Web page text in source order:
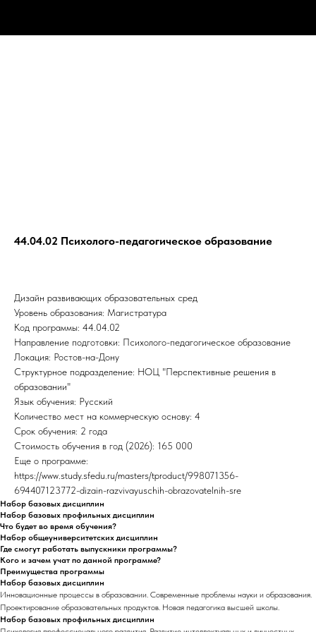
44.04.02 Психолого-педагогическое образование
Дизайн развивающих образовательных сред
Уровень образования: Магистратура
Код программы: 44.04.02
Направление подготовки: Психолого-педагогическое образование
Локация: Ростов-на-Дону
Структурное подразделение: НОЦ "Перспективные решения в
образовании"
Язык обучения: Русский
Количество мест на коммерческую основу: 4
Срок обучения: 2 года
Стоимость обучения в год (2026): 165 000
Еще о программе:
https://www.study.sfedu.ru/masters/tproduct/998071356-
694407123772-dizain-razvivayuschih-obrazovatelnih-sre
Набор базовых дисциплин
Набор базовых профильных дисциплин
Что будет во время обучения?
Набор общеуниверситетских дисциплин
Где смогут работать выпускники программы?
Кого и зачем учат по данной программе?
Преимущества программы
Набор базовых дисциплин
Инновационные процессы в образовании. Современные проблемы науки и образования.
Проектирование образовательных продуктов. Новая педагогика высшей школы.
Набор базовых профильных дисциплин